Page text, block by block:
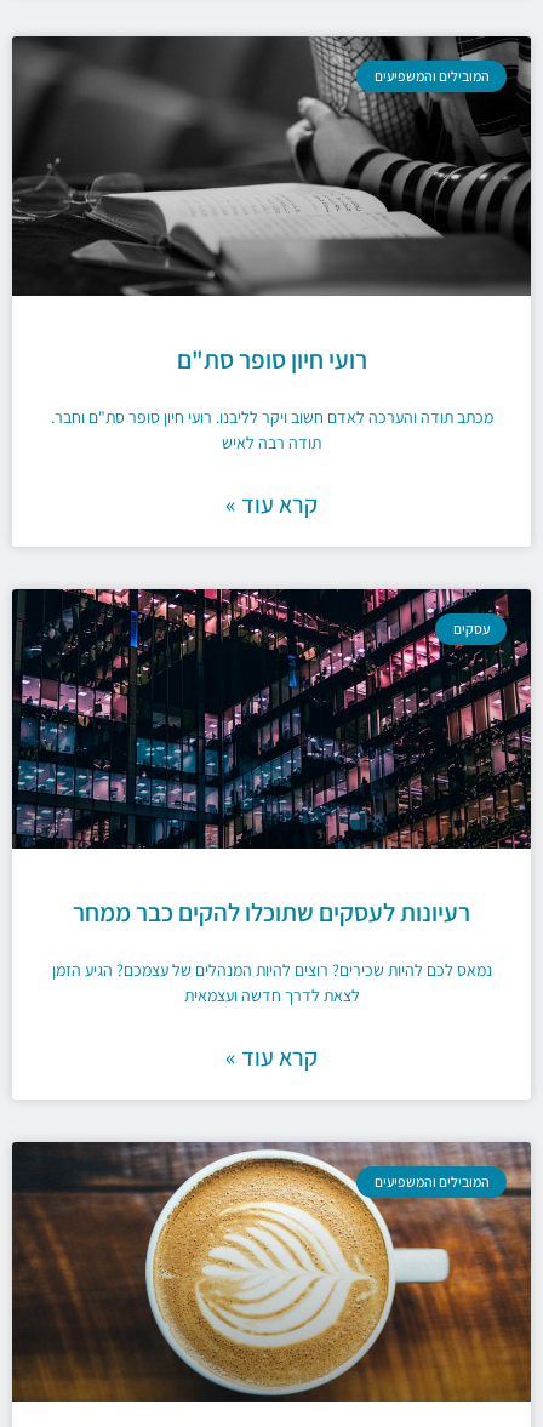
המובילים והמשפיעים
רועי חיון סופר סת"ם
מכתב תודה והערכה לאדם חשוב ויקר לליבנו. רועי חיון סופר סת"ם וחבר.
תודה רבה לאיש
קרא עוד »
עסקים
רעיונות לעסקים שתוכלו להקים כבר ממחר
נמאס לכם להיות שכירים? רוצים להיות המנהלים של עצמכם? הגיע הזמן
לצאת לדרך חדשה ועצמאית
קרא עוד »
המובילים והמשפיעים